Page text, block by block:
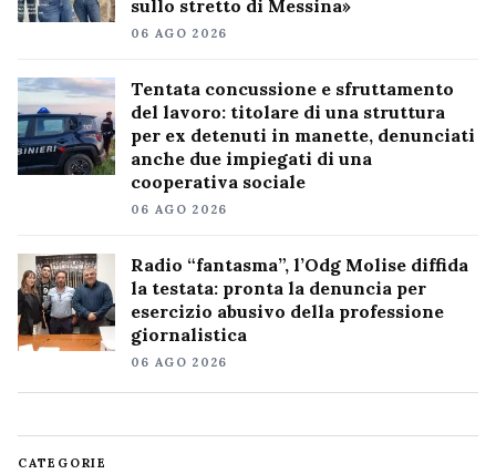
sullo stretto di Messina»
06 AGO 2026
Tentata concussione e sfruttamento
del lavoro: titolare di una struttura
per ex detenuti in manette, denunciati
anche due impiegati di una
cooperativa sociale
06 AGO 2026
Radio “fantasma”, l’Odg Molise diffida
la testata: pronta la denuncia per
esercizio abusivo della professione
giornalistica
06 AGO 2026
CATEGORIE